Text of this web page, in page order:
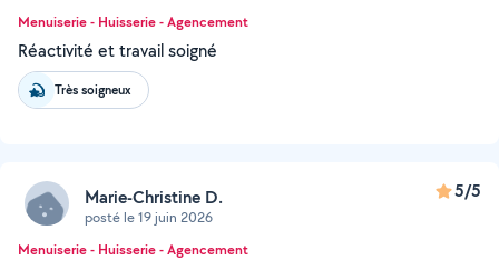
Menuiserie - Huisserie - Agencement
Réactivité et travail soigné
Très soigneux
Marie-Christine D.
posté le 19 juin 2026
5/5
Menuiserie - Huisserie - Agencement